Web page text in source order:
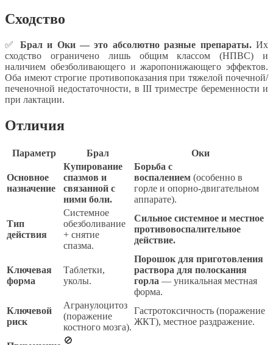
Сходство
✅ Брал и Оки — это абсолютно разные препараты.Их
сходство ограничено лишь общим классом (НПВС) и
наличием обезболивающего и жаропонижающего эффектов.
Оба имеют строгие противопоказания при тяжелой почечной/
печеночной недостаточности, в III триместре беременности и
при лактации.
Отличия
Параметр Брал Оки
Основное
назначение
Купирование
спазмов и
связанной с
ними боли.
Борьба с
воспалением (особенно в
горле и опорно-двигательном
аппарате).
Тип
действия
Системное
обезболивание
+ снятие
спазма.
Сильное системное и местное
противовоспалительное
действие.
Ключевая
форма
Таблетки,
уколы.
Порошок для приготовления
раствора для полоскания
горла — уникальная местная
форма.
Ключевой
риск
Агранулоцитоз
(поражение
костного мозга).
Гастротоксичность (поражение
ЖКТ), местное раздражение.
🚫